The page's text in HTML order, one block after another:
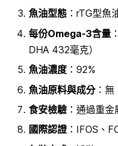
魚油型態 ：rTG型魚
每份Omega-3含量
DHA 432毫克）
魚油濃度 ： 92%
魚油原料與成分：無
食安檢驗 ：通過重
國際認證：IFOS、